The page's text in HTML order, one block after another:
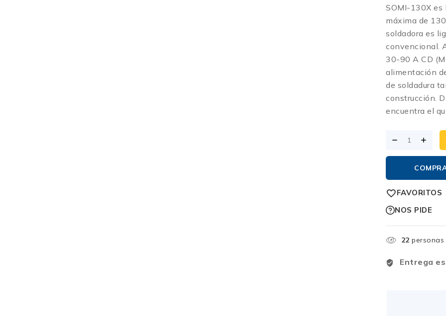
SOMI-130X es
máxima de
soldadora es
convencional.
30-90 A CD
alimentación
de soldadura
construcción.
encuentra el
FAVORITOS
NOS PIDE
22
Entrega